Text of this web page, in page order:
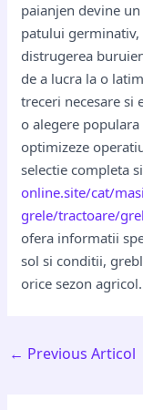
paianjen devine
patului
distrugerea
de a lucra la o
treceri necesare si
o alegere
optimizeze
selectie completa
online.site/cat/
grele/tractoare/
ofera informatii
sol si conditii,
orice sezon agricol.
← Previous Articol